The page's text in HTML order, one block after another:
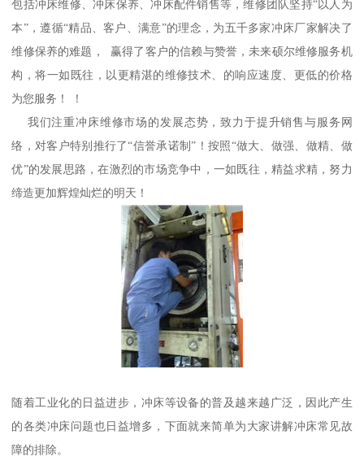
包括冲床维修、冲床保养、冲床配件销售等，维修团队坚持“以人为
本”，遵循“精品、客户、满意”的理念，为五千多家冲床厂家解决了
维修保养的难题， 赢得了客户的信赖与赞誉，未来硕尔维修服务机
构，将一如既往，以更精湛的维修技术、的响应速度、更低的价格
为您服务！ ！
我们注重冲床维修市场的发展态势，致力于提升销售与服务网
络，对客户特别推行了“信誉承诺制”！按照“做大、做强、做精、做
优”的发展思路，在激烈的市场竞争中，一如既往，精益求精，努力
缔造更加辉煌灿烂的明天！
随着工业化的日益进步，冲床等设备的普及越来越广泛，因此产生
的各类冲床问题也日益增多，下面就来简单为大家讲解冲床常见故
障的排除。